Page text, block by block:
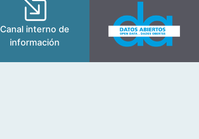
Canal interno de
información